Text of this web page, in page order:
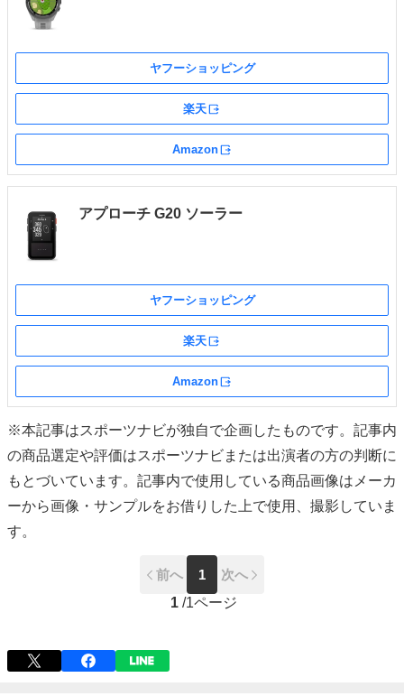
ヤフーショッピング
楽天
Amazon
アプローチ G20 ソーラー
ヤフーショッピング
楽天
Amazon
※本記事はスポーツナビが独自で企画したものです。記事内
の商品選定や評価はスポーツナビまたは出演者の方の判断に
もとづいています。記事内で使用している商品画像はメーカ
ーから画像・サンプルをお借りした上で使用、撮影していま
す。
前へ 1
次へ
1 /1ページ